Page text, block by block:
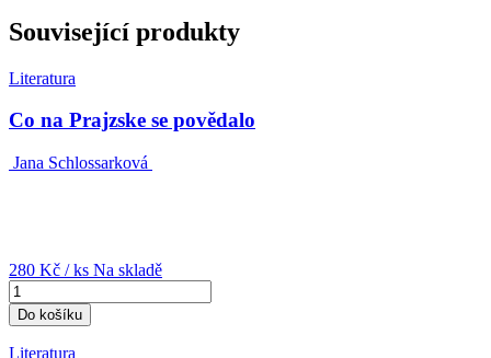
Související produkty
Literatura
Co na Prajzske se povědalo
Jana Schlossarková
280 Kč / ks Na skladě
Do košíku
Literatura